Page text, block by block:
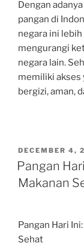
Dengan
pangan di
negara ini
mengurangi
negara lain.
memiliki akses
bergizi, aman,
POSTED
ON
DECEMBER 4,
Pangan
Makanan
Pangan Hari
Sehat